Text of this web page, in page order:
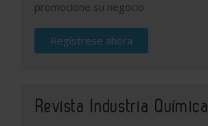
promocione su negocio
Regístrese ahora
Revista Industria Química